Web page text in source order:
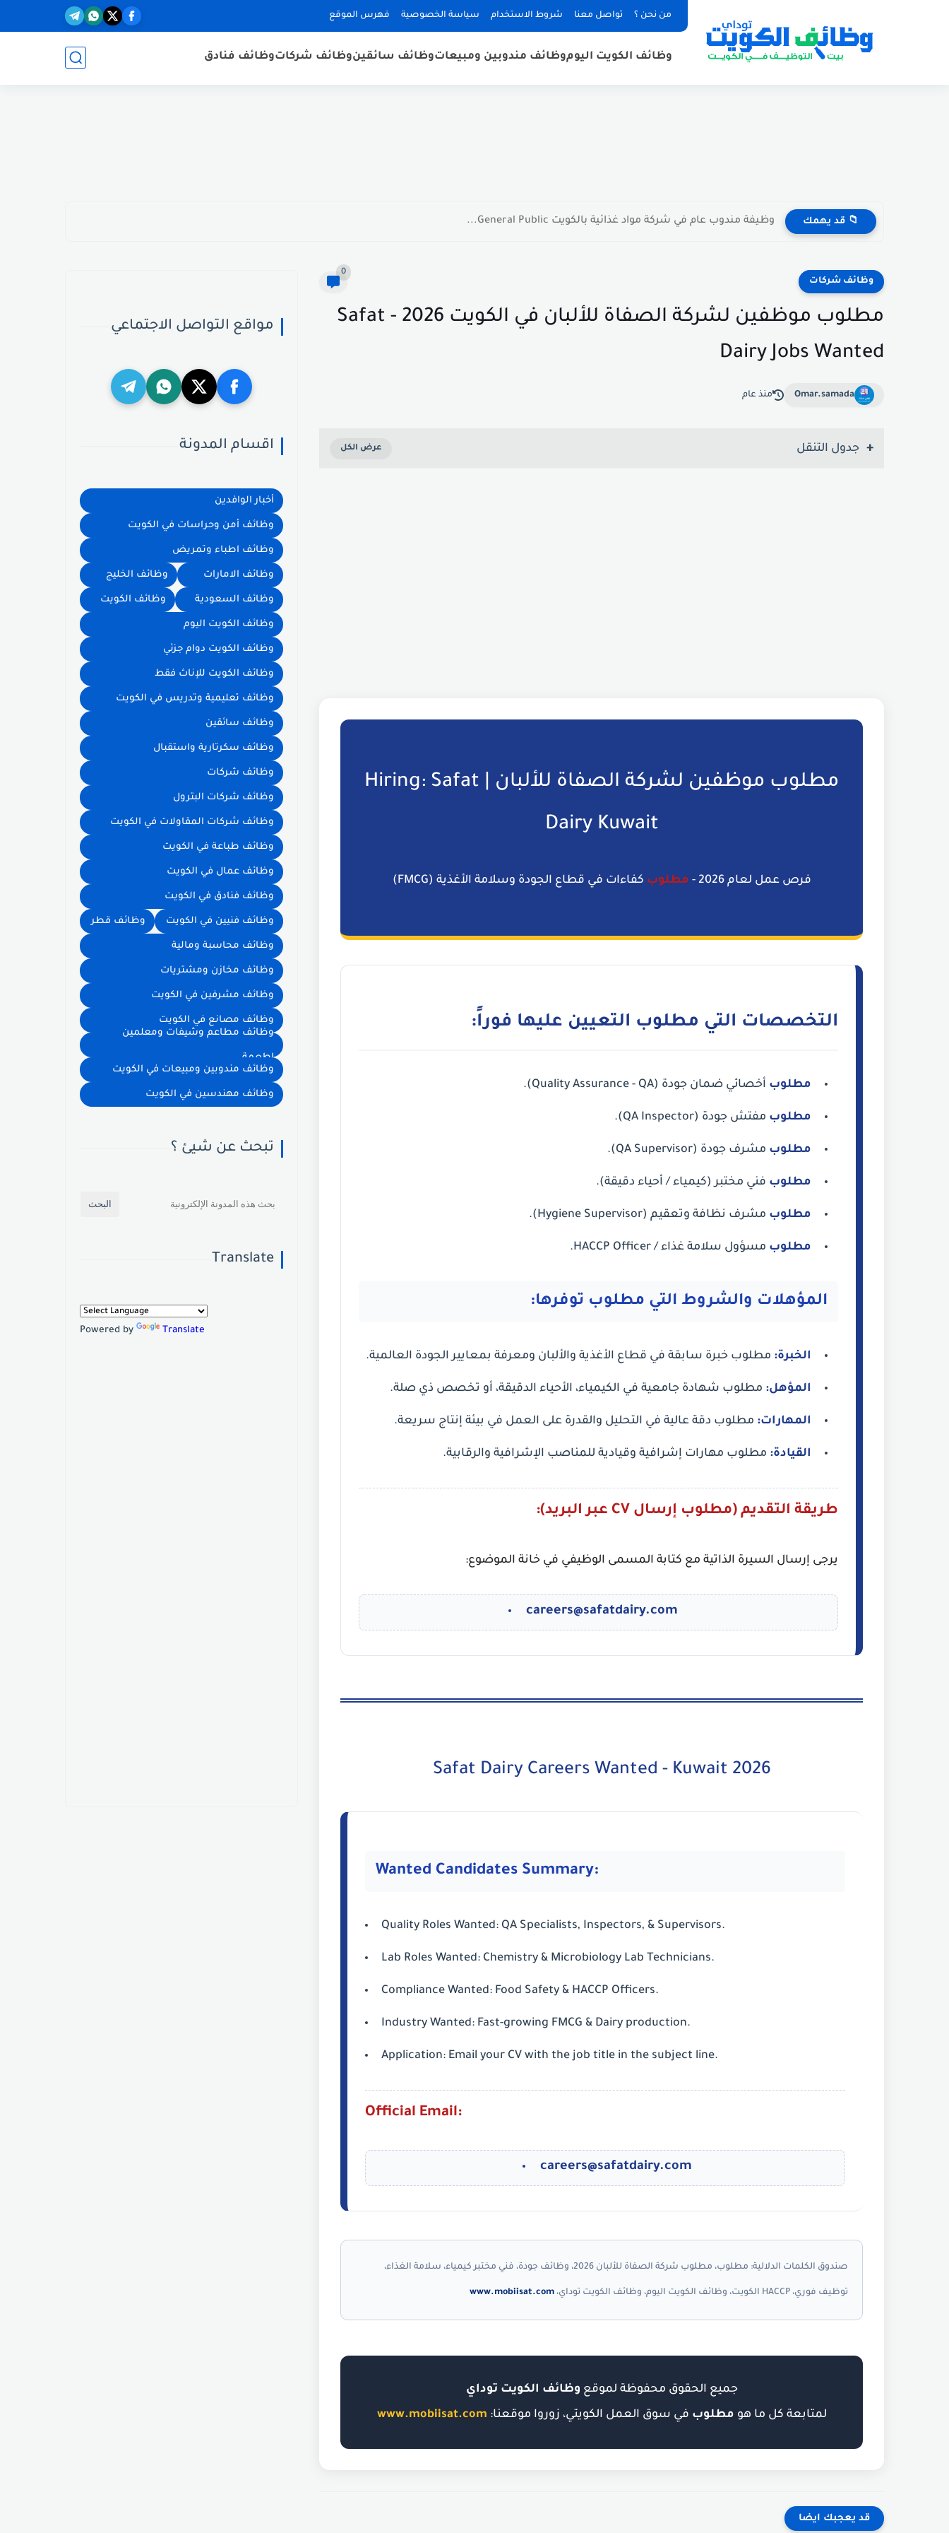
من نحن ؟ تواصل معنا شروط الاستخدام سياسة الخصوصية فهرس الموقع
وظائف الكويت اليوموظائف مندوبين ومبيعاتوظائف سائقينوظائف شركاتوظائف فنادق
📁 قد يهمك وظيفة مندوب عام في شركة مواد غذائية بالكويت General Public...
وظائف شركات
0
مطلوب موظفين لشركة الصفاة للألبان في الكويت 2026 - Safat
Dairy Jobs Wanted
Omar.samada منذ عام
جدول التنقل
مطلوب موظفين لشركة الصفاة للألبان | Hiring: Safat
Dairy Kuwait
فرص عمل لعام 2026 - مطلوب كفاءات في قطاع الجودة وسلامة الأغذية (FMCG)
التخصصات التي مطلوب التعيين عليها فوراً:
مطلوب أخصائي ضمان جودة (Quality Assurance - QA).
مطلوب مفتش جودة (QA Inspector).
مطلوب مشرف جودة (QA Supervisor).
مطلوب فني مختبر (كيمياء / أحياء دقيقة).
مطلوب مشرف نظافة وتعقيم (Hygiene Supervisor).
مطلوب مسؤول سلامة غذاء / HACCP Officer.
المؤهلات والشروط التي مطلوب توفرها:
الخبرة: مطلوب خبرة سابقة في قطاع الأغذية والألبان ومعرفة بمعايير الجودة العالمية.
المؤهل: مطلوب شهادة جامعية في الكيمياء، الأحياء الدقيقة، أو تخصص ذي صلة.
المهارات: مطلوب دقة عالية في التحليل والقدرة على العمل في بيئة إنتاج سريعة.
القيادة: مطلوب مهارات إشرافية وقيادية للمناصب الإشرافية والرقابية.
طريقة التقديم (مطلوب إرسال CV عبر البريد):
يرجى إرسال السيرة الذاتية مع كتابة المسمى الوظيفي في خانة الموضوع:
careers@safatdairy.com
Safat Dairy Careers Wanted - Kuwait 2026
Wanted Candidates Summary:
Quality Roles Wanted: QA Specialists, Inspectors, & Supervisors.
Lab Roles Wanted: Chemistry & Microbiology Lab Technicians.
Compliance Wanted: Food Safety & HACCP Officers.
Industry Wanted: Fast-growing FMCG & Dairy production.
Application: Email your CV with the job title in the subject line.
Official Email:
careers@safatdairy.com
صندوق الكلمات الدلالية: مطلوب، مطلوب شركة الصفاة للألبان 2026، وظائف جودة، فني مختبر كيمياء، سلامة الغذاء،
توظيف فوري، HACCP الكويت، وظائف الكويت اليوم، وظائف الكويت توداي، www.mobiisat.com
جميع الحقوق محفوظة لموقع وظائف الكويت توداي
لمتابعة كل ما هو مطلوب في سوق العمل الكويتي، زوروا موقعنا: www.mobiisat.com
قد يعجبك ايضا
مواقع التواصل الاجتماعي
اقسام المدونة
أخبار الوافدين
وظائف أمن وحراسات في الكويت
وظائف اطباء وتمريض
وظائف الامارات وظائف الخليج
وظائف السعودية وظائف الكويت
وظائف الكويت اليوم
وظائف الكويت دوام جزئي
وظائف الكويت للإناث فقط
وظائف تعليمية وتدريس في الكويت
وظائف سائقين
وظائف سكرتارية واستقبال
وظائف شركات
وظائف شركات البترول
وظائف شركات المقاولات في الكويت
وظائف طباعة في الكويت
وظائف عمال في الكويت
وظائف فنادق في الكويت
وظائف فنيين في الكويت وظائف قطر
وظائف محاسبة ومالية
وظائف مخازن ومشتريات
وظائف مشرفين في الكويت
وظائف مصانع في الكويت
وظائف مطاعم وشيفات ومعلمين
اطعمة
وظائف مندوبين ومبيعات في الكويت
وظائف مهندسين في الكويت
تبحث عن شيئ ؟
Translate
Powered by Translate